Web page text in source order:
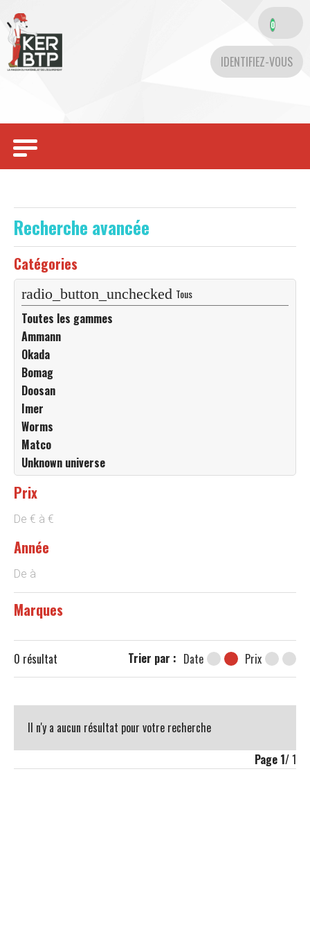
0
IDENTIFIEZ-VOUS
Toggle
navigation
Recherche avancée
Catégories
Tous
Toutes les gammes
Ammann
Okada
Bomag
Doosan
Imer
Worms
Matco
Unknown universe
Prix
De € à €
Année
De à
Marques
0 résultat Trier par : Date Prix
Il n'y a aucun résultat pour votre recherche
Page 1/ 1